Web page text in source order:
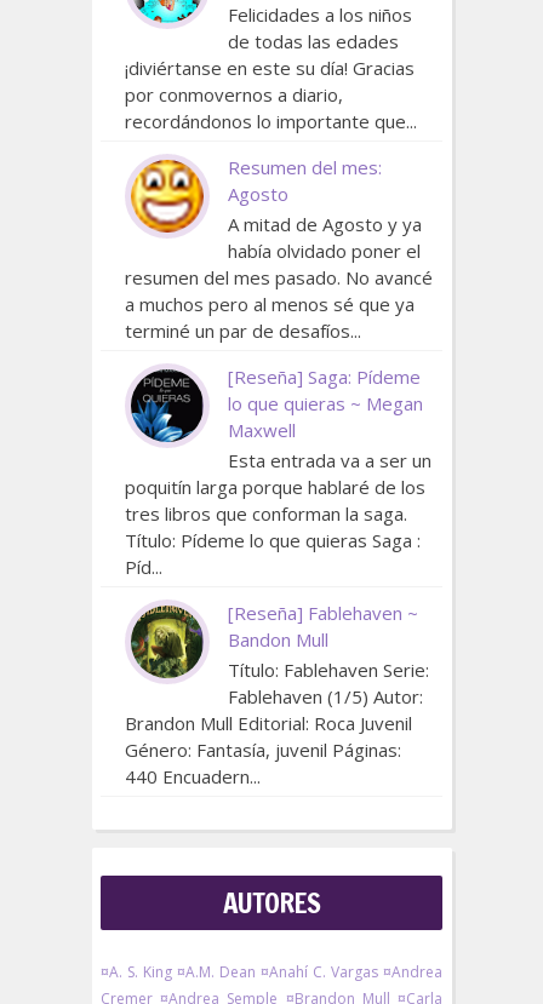
Felicidades a los niños
de todas las edades
¡diviértanse en este su día! Gracias
por conmovernos a diario,
recordándonos lo importante que...
Resumen del mes:
Agosto
A mitad de Agosto y ya
había olvidado poner el
resumen del mes pasado. No avancé
a muchos pero al menos sé que ya
terminé un par de desafíos...
[Reseña] Saga: Pídeme
lo que quieras ~ Megan
Maxwell
Esta entrada va a ser un
poquitín larga porque hablaré de los
tres libros que conforman la saga.
Título: Pídeme lo que quieras Saga :
Píd...
[Reseña] Fablehaven ~
Bandon Mull
Título: Fablehaven Serie:
Fablehaven (1/5) Autor:
Brandon Mull Editorial: Roca Juvenil
Género: Fantasía, juvenil Páginas:
440 Encuadern...
AUTORES
¤A. S. King ¤A.M. Dean ¤Anahí C. Vargas ¤Andrea
Cremer ¤Andrea Semple ¤Brandon Mull ¤Carla